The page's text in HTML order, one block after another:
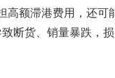
高额滞港费用，还可
致断货、销量暴跌，